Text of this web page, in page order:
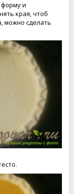
и
края, чтоб
можно сделать